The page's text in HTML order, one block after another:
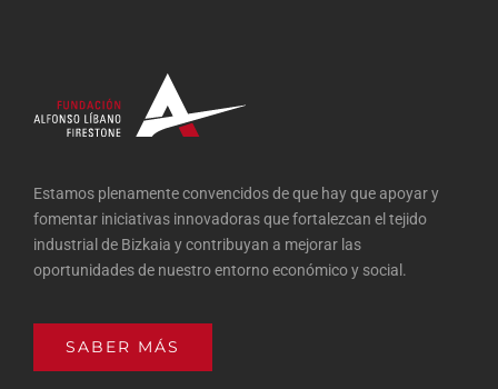
Estamos plenamente convencidos de que hay que apoyar y
fomentar iniciativas innovadoras que fortalezcan el tejido
industrial de Bizkaia y contribuyan a mejorar las
oportunidades de nuestro entorno económico y social.
SABER MÁS